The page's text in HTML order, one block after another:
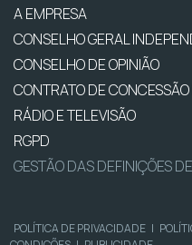
A EMPRESA
CONSELHO GERAL
CONSELHO DE OPINIÃO
CONTRATO DE
RÁDIO E TELEVISÃO
RGPD
GESTÃO DAS DEFINIÇÕES
POLÍTICA DE PRIVACIDADE |